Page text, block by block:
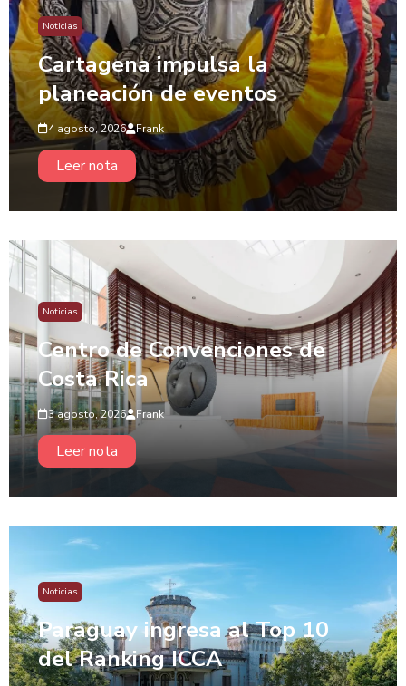
Noticias
Cartagena impulsa la
planeación de eventos
4 agosto, 2026 Frank
Leer nota
Noticias
Centro de Convenciones de
Costa Rica
3 agosto, 2026 Frank
Leer nota
Noticias
Paraguay ingresa al Top 10
del Ranking ICCA